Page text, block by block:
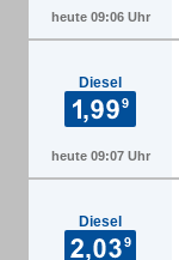
heute 09:06 Uhr
Diesel
heute 09:07 Uhr
Diesel